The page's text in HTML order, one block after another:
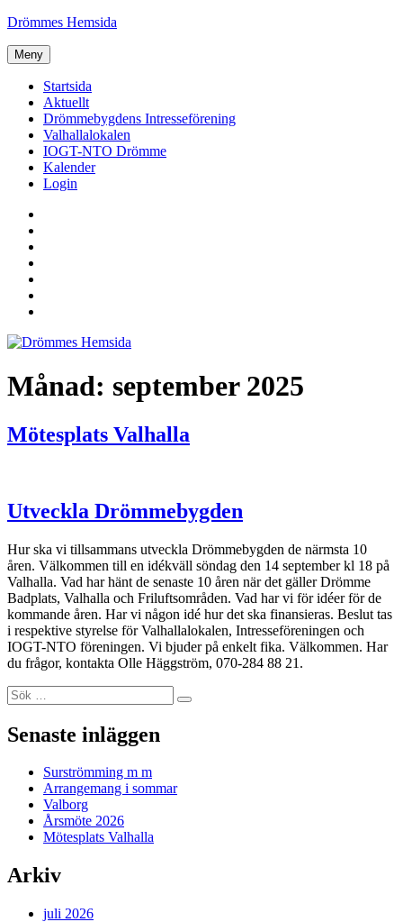
Hoppa
innehåll
Drömmes Hemsida
Meny
Startsida
Aktuellt
Drömmebygdens Intresseförening
Valhallalokalen
IOGT-NTO Drömme
Kalender
Login
Månad: september 2025
Mötesplats Valhalla
Utveckla Drömmebygden
Hur ska vi tillsammans utveckla Drömmebygden de närmsta 10
åren. Välkommen till en idékväll söndag den 14 september kl 18 på
Valhalla. Vad har hänt de senaste 10 åren när det gäller Drömme
Badplats, Valhalla och Friluftsområden. Vad har vi för idéer för de
kommande åren. Har vi någon idé hur det ska finansieras. Beslut tas
i respektive styrelse för Valhallalokalen, Intresseföreningen och
IOGT-NTO föreningen. Vi bjuder på enkelt fika. Välkommen. Har
du frågor, kontakta Olle Häggström, 070-284 88 21.
Sök
efter:
Sök
Senaste inläggen
Surströmming m m
Arrangemang i sommar
Valborg
Årsmöte 2026
Mötesplats Valhalla
Arkiv
juli 2026